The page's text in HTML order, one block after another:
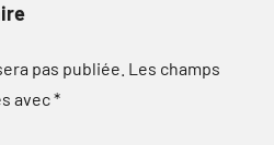
pas publiée. Les champs
avec*